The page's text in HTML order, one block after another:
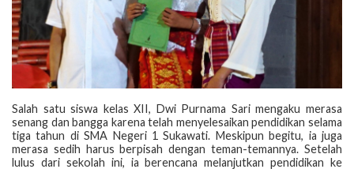
‎Salah satu siswa kelas XII, Dwi Purnama Sari mengaku merasa
senang dan bangga karena telah menyelesaikan pendidikan selama
tiga tahun di SMA Negeri 1 Sukawati. Meskipun begitu, ia juga
merasa sedih harus berpisah dengan teman-temannya. Setelah
lulus dari sekolah ini, ia berencana melanjutkan pendidikan ke